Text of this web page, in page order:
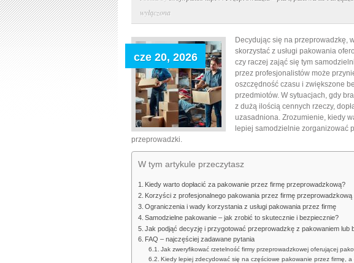
wyłączona
cze 20, 2026
Decydując się na przeprowadzkę,
skorzystać z usługi pakowania
czy raczej zająć się tym
przez profesjonalistów może
oszczędność czasu i zwiększone
przedmiotów. W sytuacjach, gdy
z dużą ilością cennych rzeczy,
uzasadniona. Zrozumienie, kiedy
lepiej samodzielnie zorganizować
przeprowadzki.
W tym artykule przeczytasz
Kiedy warto dopłacić za pakowanie przez firmę przeprowadzkową?
Korzyści z profesjonalnego pakowania przez firmę przeprowadzkową
Ograniczenia i wady korzystania z usługi pakowania przez firmę
Samodzielne pakowanie – jak zrobić to skutecznie i bezpiecznie?
Jak podjąć decyzję i przygotować przeprowadzkę z pakowaniem lub
FAQ – najczęściej zadawane pytania
Jak zweryfikować rzetelność firmy przeprowadzkowej oferującej
Kiedy lepiej zdecydować się na częściowe pakowanie przez firmę,